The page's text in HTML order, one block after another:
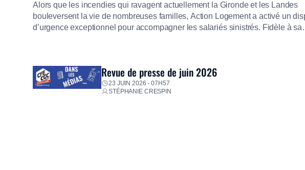
Alors que les incendies qui ravagent actuellement la Gironde et les Landes
bouleversent la vie de nombreuses familles, Action Logement a activé un
d’urgence exceptionnel pour accompagner les salariés sinistrés. Fidèle à sa
Revue de presse de juin 2026
23 JUIN 2026 - 07H57
STÉPHANIE CRESPIN